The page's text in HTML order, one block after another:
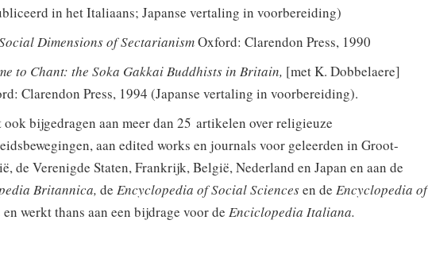
in het Italiaans; Japanse vertaling in voorbereiding)
Dimensions of SectarianismOxford: Clarendon Press, 1990
to Chant: the Soka Gakkai Buddhists in Britain, [met K. Dobbelaere]
Clarendon Press, 1994 (Japanse vertaling in voorbereiding).
bijgedragen aan meer dan 25 artikelen over religieuze
aan edited works en journals voor geleerden in Groot-
de Verenigde Staten, Frankrijk, België, Nederland en Japan en aan de
Britannica, de Encyclopedia of Social Sciencesen de Encyclopedia of
en werkt thans aan een bijdrage voor de Enciclopedia Italiana.